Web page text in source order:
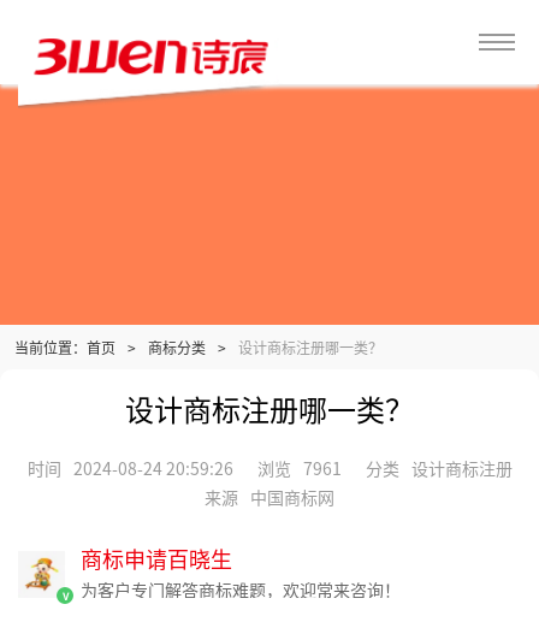
当前位置： 首页 > 商标分类 > 设计商标注册哪一类？
设计商标注册哪一类？
时间 2024-08-24 20:59:26 浏览 7961 分类 设计商标注册
来源 中国商标网
v
商标申请百晓生
为客户专门解答商标难题，欢迎常来咨询！